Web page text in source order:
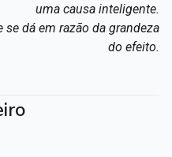
uma causa inteligente.
dá em razão da grandeza
do efeito.